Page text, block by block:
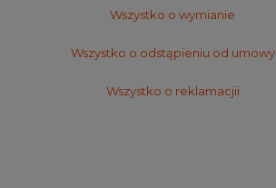
Wszystko o wymianie
Wszystko o odstąpieniu od umowy
Wszystko o reklamacjii